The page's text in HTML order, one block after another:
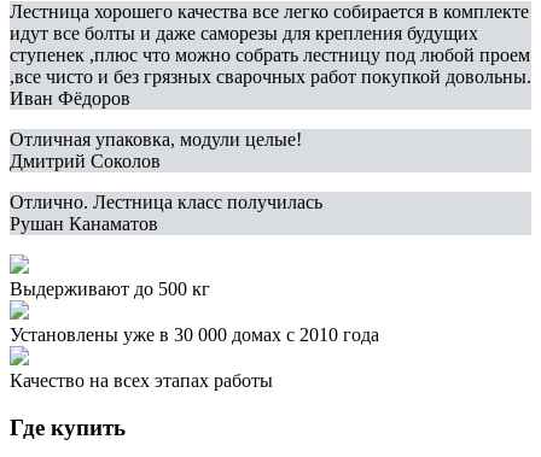
Лестница хорошего качества все легко собирается в комплекте
идут все болты и даже саморезы для крепления будущих
ступенек ,плюс что можно собрать лестницу под любой проем
,все чисто и без грязных сварочных работ покупкой довольны.
Иван Фёдоров
Отличная упаковка, модули целые!
Дмитрий Соколов
Отлично. Лестница класс получилась
Рушан Канаматов
Выдерживают до 500 кг
Установлены уже в 30 000 домах с 2010 года
Качество на всех этапах работы
Где купить